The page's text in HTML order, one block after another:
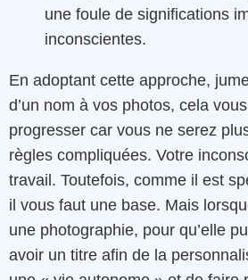
une foule de significations
inconscientes.
En adoptant cette approche,
d’un nom à vos photos, cela
progresser car vous ne serez
règles compliquées. Votre
travail. Toutefois, comme il est
il vous faut une base. Mais
une photographie, pour qu’elle
avoir un titre afin de la